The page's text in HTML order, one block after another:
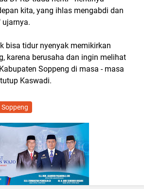
kita, yang ihlas mengabdi dan
ujarnya.
bisa tidur nyenyak memikirkan
karena berusaha dan ingin melihat
Soppeng di masa - masa
Kaswadi.
Soppeng